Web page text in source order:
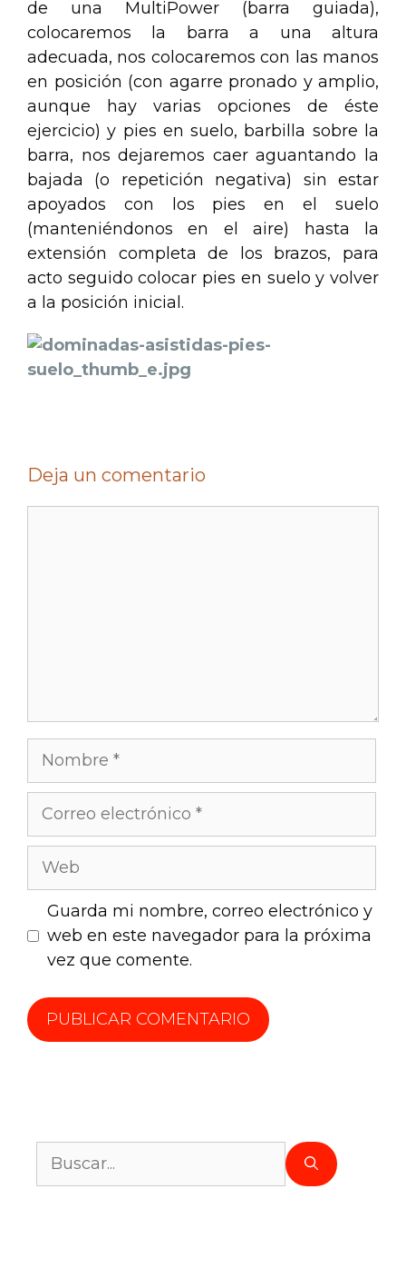
de una MultiPower (barra guiada),
colocaremos la barra a una altura
adecuada, nos colocaremos con las manos
en posición (con agarre pronado y amplio,
aunque hay varias opciones de éste
ejercicio) y pies en suelo, barbilla sobre la
barra, nos dejaremos caer aguantando la
bajada (o repetición negativa) sin estar
apoyados con los pies en el suelo
(manteniéndonos en el aire) hasta la
extensión completa de los brazos, para
acto seguido colocar pies en suelo y volver
a la posición inicial.
Deja un comentario
Guarda mi nombre, correo electrónico y
web en este navegador para la próxima
vez que comente.